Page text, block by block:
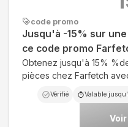
code promo
Jusqu'à -15% sur
ce code promo
Obtenez jusqu'à 15%
pièces chez Farfetch
Vérifié Valable